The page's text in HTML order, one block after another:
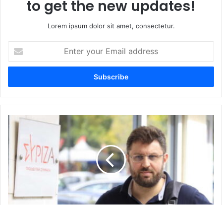
to get the new updates!
Lorem ipsum dolor sit amet, consectetur.
your
Email